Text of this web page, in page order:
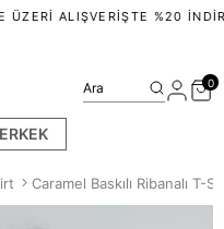
ÜZERI ALIŞVERIŞTE %20
ERKEK
Ara 0
Caramel Baskılı Ribanalı T-